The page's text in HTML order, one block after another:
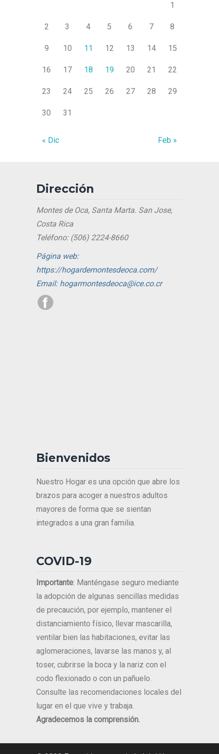
1
2 3 4 5 6 7 8
9 10 11 12 13 14 15
16 17 18 19 20 21 22
23 24 25 26 27 28 29
30 31
« Dic Feb »
Dirección
Montes de Oca, Santa Marta. San Jose,
Costa Rica
Teléfono: (506) 2224-8660
Página web:
https://hogardemontesdeoca.com/
Email: hogarmontesdeoca@ice.co.cr
Bienvenidos
Nuestro Hogar es una opción que abre los
brazos para acoger a nuestros adultos
mayores de forma que se sientan
integrados a una gran familia.
COVID-19
Importante: Manténgase seguro mediante
la adopción de algunas sencillas medidas
de precaución, por ejemplo, mantener el
distanciamiento físico, llevar mascarilla,
ventilar bien las habitaciones, evitar las
aglomeraciones, lavarse las manos y, al
toser, cubrirse la boca y la nariz con el
codo flexionado o con un pañuelo.
Consulte las recomendaciones locales del
lugar en el que vive y trabaja.
Agradecemos la comprensión.